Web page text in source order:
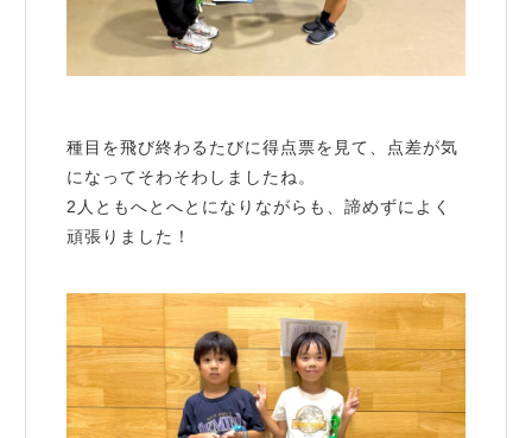
種目を飛び終わるたびに得点票を見て、点差が気
になってそわそわしましたね。
2人ともへとへとになりながらも、諦めずによく
頑張りました！